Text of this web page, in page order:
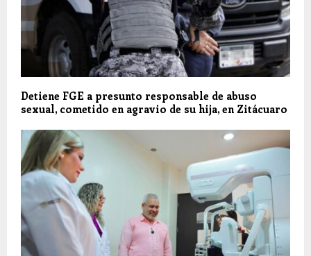
Detiene FGE a presunto responsable de abuso
sexual, cometido en agravio de su hija, en Zitácuaro